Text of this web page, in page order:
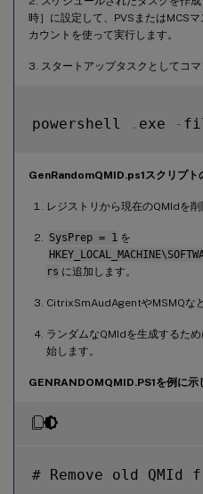
時］に設定して、PVSまたはMCS
カウントを使って実行します。
3. スタートアップタスクとしてコマ
powershell . exe -
GenRandomQMID.ps1スクリプト
レジストリから現在のQMIdを削
SysPrep = 1 を
rs に追加します。
CitrixSmAudAgentやMSMQな
ランダムなQMIdを生成するた
始します。
GENRANDOMQMID.PS1を例に示
# Remove old